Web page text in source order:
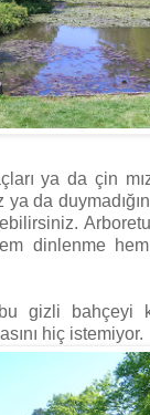
ya da çin
da
dinlenme
gizli bahçeyi
hiç istemiyor.